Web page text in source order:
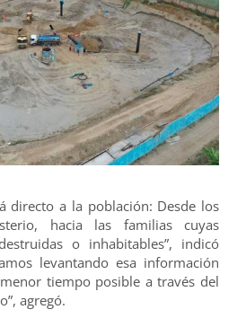
directo a la población: Desde los
hacia las familias cuyas
o inhabitables”, indicó
levantando esa información
tiempo posible a través del
agregó.